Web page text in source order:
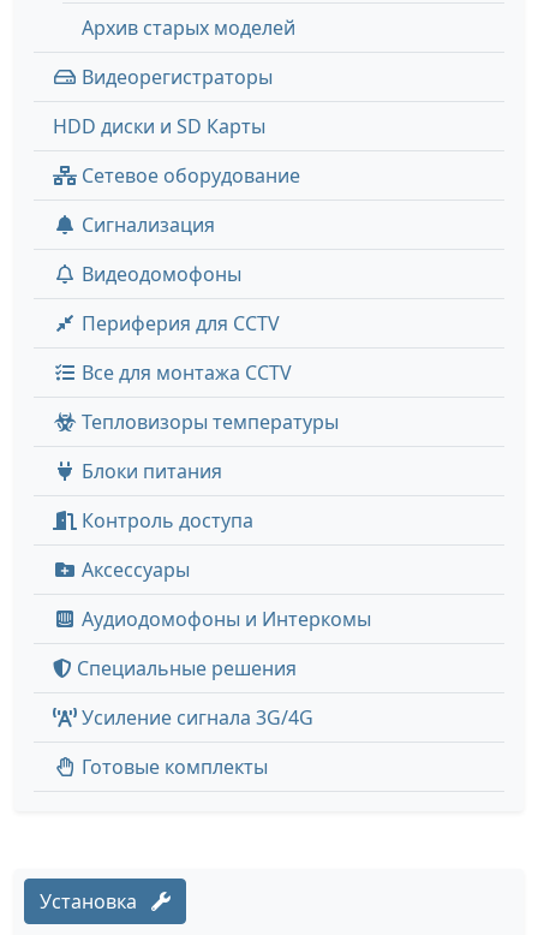
Архив старых моделей
Видеорегистраторы
HDD диски и SD Карты
Сетевое оборудование
Сигнализация
Видеодомофоны
Периферия для CCTV
Все для монтажа CCTV
Тепловизоры температуры
Блоки питания
Контроль доступа
Аксессуары
Аудиодомофоны и Интеркомы
Специальные решения
Усиление сигнала 3G/4G
Готовые комплекты
Установка